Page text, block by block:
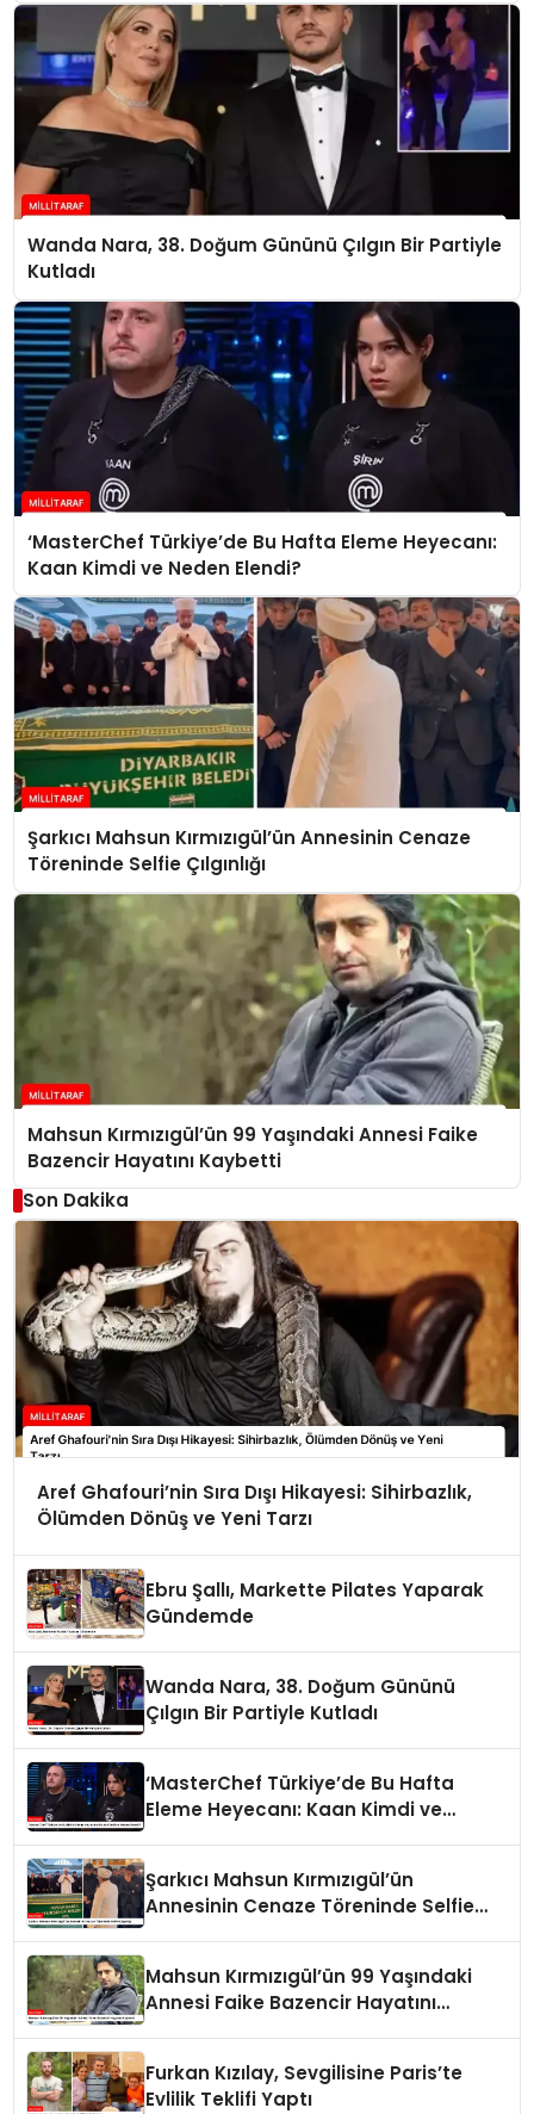
Wanda Nara, 38. Doğum Gününü Çılgın Bir Partiyle
Kutladı
‘MasterChef Türkiye’de Bu Hafta Eleme Heyecanı:
Kaan Kimdi ve Neden Elendi?
Şarkıcı Mahsun Kırmızıgül’ün Annesinin Cenaze
Töreninde Selfie Çılgınlığı
Mahsun Kırmızıgül’ün 99 Yaşındaki Annesi Faike
Bazencir Hayatını Kaybetti
Son Dakika
Aref Ghafouri’nin Sıra Dışı Hikayesi: Sihirbazlık,
Ölümden Dönüş ve Yeni Tarzı
Ebru Şallı, Markette Pilates Yaparak
Gündemde
Wanda Nara, 38. Doğum Gününü
Çılgın Bir Partiyle Kutladı
‘MasterChef Türkiye’de Bu Hafta
Eleme Heyecanı: Kaan Kimdi ve
Şarkıcı Mahsun Kırmızıgül’ün
Annesinin Cenaze Töreninde Selfie
Mahsun Kırmızıgül’ün 99 Yaşındaki
Annesi Faike Bazencir Hayatını
Furkan Kızılay, Sevgilisine Paris’te
Evlilik Teklifi Yaptı